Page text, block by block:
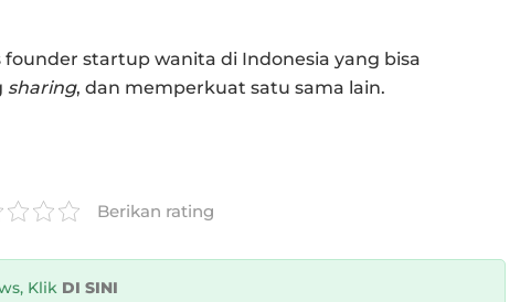
startup wanita di Indonesia yang bisa
sharing, dan memperkuat satu sama lain.
Berikan rating
Klik DI SINI